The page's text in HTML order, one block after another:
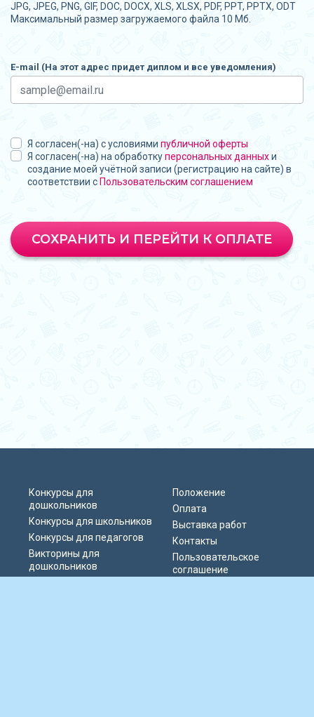
JPG, JPEG, PNG, GIF, DOC, DOCX, XLS, XLSX, PDF, PPT, PPTX, ODT
Максимальный размер загружаемого файла 10 Мб.
E-mail (На этот адрес придет диплом и все уведомления)
Я согласен(-на) с условиями публичной оферты
Я согласен(-на) на обработкуперсональных данныхи
создание моей учётной записи (регистрацию на сайте) в
соответствии с Пользовательским соглашением
СОХРАНИТЬ И ПЕРЕЙТИ К ОПЛАТЕ
Конкурсы для
дошкольников
Конкурсы для школьников
Конкурсы для педагогов
Викторины для
дошкольников
Положение
Оплата
Выставка работ
Контакты
Пользовательское
соглашение